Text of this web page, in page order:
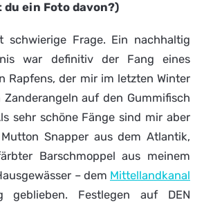
du ein Foto davon?)
schwierige Frage. Ein nachhaltig
war definitiv der Fang eines
Rapfens, der mir im letzten Winter
auf den Gummifisch
sehr schöne Fänge sind mir aber
Snapper aus dem Atlantik,
Barschmoppel aus meinem
– dem Mittellandkanal
geblieben. Festlegen auf DEN